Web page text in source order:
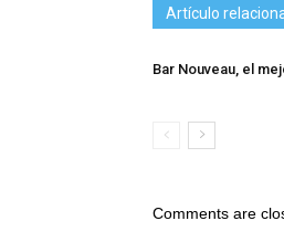
Artículo
Bar Nouveau, el
Comments are